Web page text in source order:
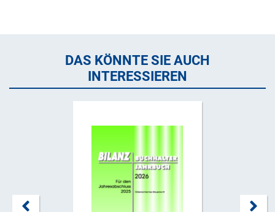
DAS KÖNNTE SIE AUCH
INTERESSIEREN